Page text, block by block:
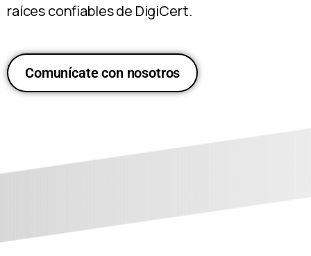
raíces confiables de DigiCert.
Comunícate con nosotros